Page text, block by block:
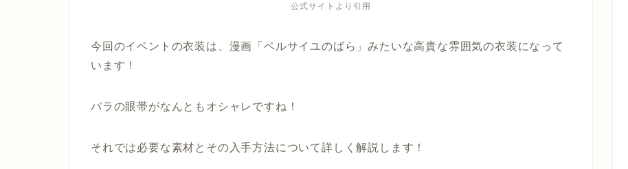
公式サイトより引用
今回のイベントの衣装は、漫画「ベルサイユのばら」みたいな高貴な雰囲気の衣装になって
います！
バラの眼帯がなんともオシャレですね！
それでは必要な素材とその入手方法について詳しく解説します！